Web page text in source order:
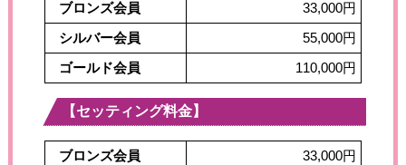
ブロンズ会員 33,000円
シルバー会員 55,000円
ゴールド会員 110,000円
【セッティング料金】
ブロンズ会員 33,000円